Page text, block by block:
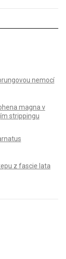
nemocí
magna v
strippingu
z fascie lata